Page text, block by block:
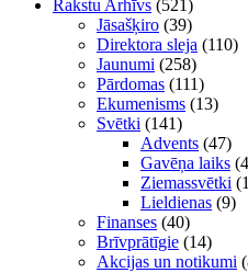
Rakstu Arhīvs (521)
Jāsašķiro (39)
Direktora sleja (110)
Jaunumi (258)
Pārdomas (111)
Ekumenisms (13)
Svētki (141)
Advents (47)
Gavēņa laiks
Ziemassvētki
Lieldienas (9)
Finanses (40)
Brīvprātīgie (14)
Akcijas un notikumi